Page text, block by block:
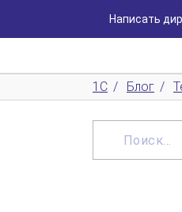
Написать
1С / Блог /